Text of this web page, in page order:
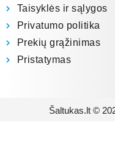
Taisyklės ir sąlygos
Privatumo politika
Prekių grąžinimas
Pristatymas
Šaltukas.lt ©